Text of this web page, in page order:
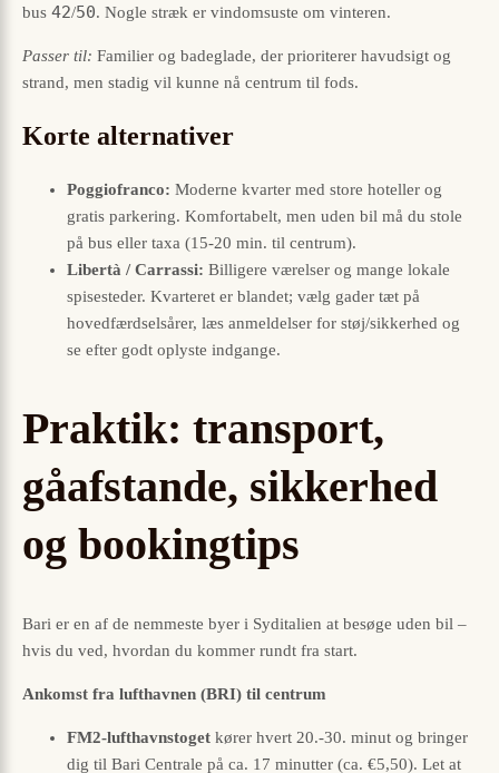
bus 42/50. Nogle stræk er vindomsuste om vinteren.
Passer til: Familier og badeglade, der prioriterer havudsigt og
strand, men stadig vil kunne nå centrum til fods.
Korte alternativer
Poggiofranco: Moderne kvarter med store hoteller og
gratis parkering. Komfortabelt, men uden bil må du stole
på bus eller taxa (15-20 min. til centrum).
Libertà / Carrassi: Billigere værelser og mange lokale
spisesteder. Kvarteret er blandet; vælg gader tæt på
hovedfærdselsårer, læs anmeldelser for støj/sikkerhed og
se efter godt oplyste indgange.
Praktik: transport,
gåafstande, sikkerhed
og bookingtips
Bari er en af de nemmeste byer i Syditalien at besøge uden bil –
hvis du ved, hvordan du kommer rundt fra start.
Ankomst fra lufthavnen (BRI) til centrum
FM2-lufthavnstoget kører hvert 20.-30. minut og bringer
dig til Bari Centrale på ca. 17 minutter (ca. €5,50). Let at